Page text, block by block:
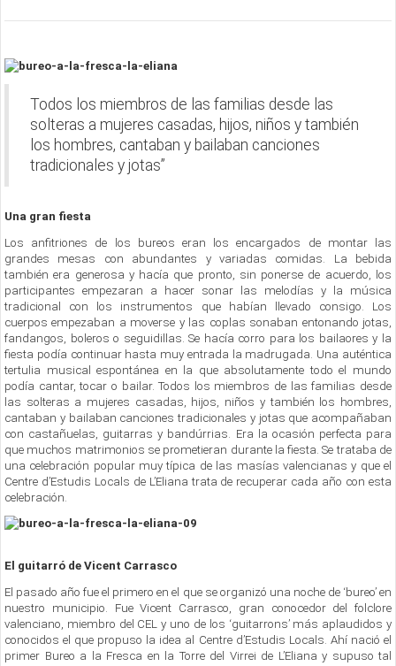
Todos los miembros de las familias desde las
solteras a mujeres casadas, hijos, niños y también
los hombres, cantaban y bailaban canciones
tradicionales y jotas”
Una gran fiesta
Los anfitriones de los bureos eran los encargados de montar las
grandes mesas con abundantes y variadas comidas. La bebida
también era generosa y hacía que pronto, sin ponerse de acuerdo, los
participantes empezaran a hacer sonar las melodías y la música
tradicional con los instrumentos que habían llevado consigo. Los
cuerpos empezaban a moverse y las coplas sonaban entonando jotas,
fandangos, boleros o seguidillas. Se hacía corro para los bailaores y la
fiesta podía continuar hasta muy entrada la madrugada. Una auténtica
tertulia musical espontánea en la que absolutamente todo el mundo
podía cantar, tocar o bailar. Todos los miembros de las familias desde
las solteras a mujeres casadas, hijos, niños y también los hombres,
cantaban y bailaban canciones tradicionales y jotas que acompañaban
con castañuelas, guitarras y bandúrrias. Era la ocasión perfecta para
que muchos matrimonios se prometieran durante la fiesta. Se trataba de
una celebración popular muy típica de las masías valencianas y que el
Centre d’Estudis Locals de L’Eliana trata de recuperar cada año con esta
celebración.
El guitarró de Vicent Carrasco
El pasado año fue el primero en el que se organizó una noche de ‘bureo’ en
nuestro municipio. Fue Vicent Carrasco, gran conocedor del folclore
valenciano, miembro del CEL y uno de los ‘guitarrons’ más aplaudidos y
conocidos el que propuso la idea al Centre d’Estudis Locals. Ahí nació el
primer Bureo a la Fresca en la Torre del Virrei de L’Eliana y supuso tal